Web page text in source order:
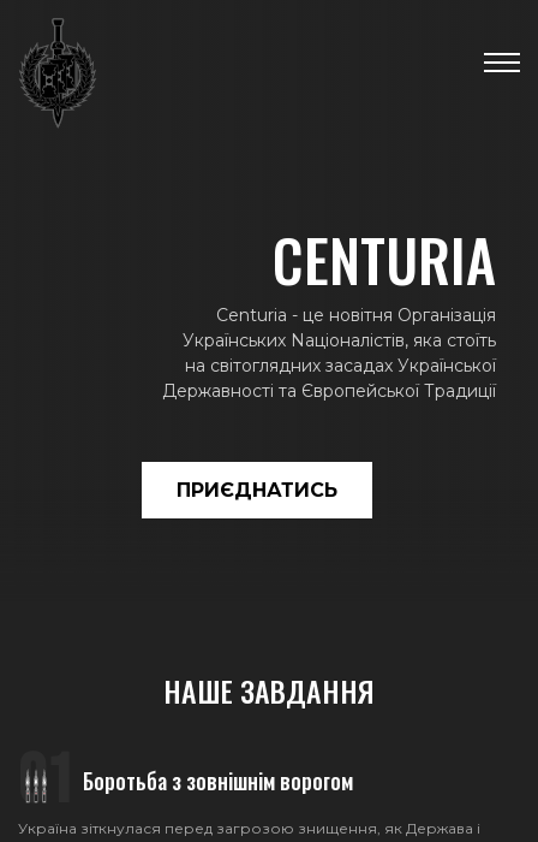
content
CENTURIA
Centuria - це новітня Організація
Українських Nаціоналістів, яка стоїть
на світоглядних засадах Української
Державності та Європейської Традиції
ПРИЄДНАТИСЬ
НАШЕ ЗАВДАННЯ
01 Боротьба з зовнішнім ворогом
Україна зіткнулася перед загрозою знищення, як Держава і